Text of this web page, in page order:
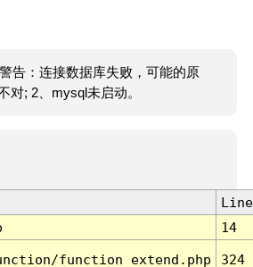
告：连接数据库失败，可能的原
对; 2、mysql未启动。
Line
14
function_extend.php 324